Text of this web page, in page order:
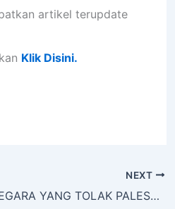
artikel terupdate
Klik Disini.
NEXT
9 NEGARA YANG TOLAK PALESTINA JADI ANGGOTA PBB